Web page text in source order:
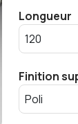
Longueur
Finition